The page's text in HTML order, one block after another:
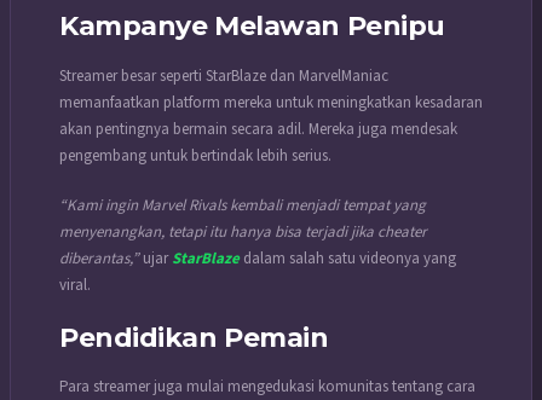
Kampanye Melawan Penipu
Streamer besar seperti StarBlaze dan MarvelManiac
memanfaatkan platform mereka untuk meningkatkan kesadaran
akan pentingnya bermain secara adil. Mereka juga mendesak
pengembang untuk bertindak lebih serius.
“Kami ingin Marvel Rivals kembali menjadi tempat yang
menyenangkan, tetapi itu hanya bisa terjadi jika cheater
diberantas,”ujarStarBlazedalam salah satu videonya yang
viral.
Pendidikan Pemain
Para streamer juga mulai mengedukasi komunitas tentang cara